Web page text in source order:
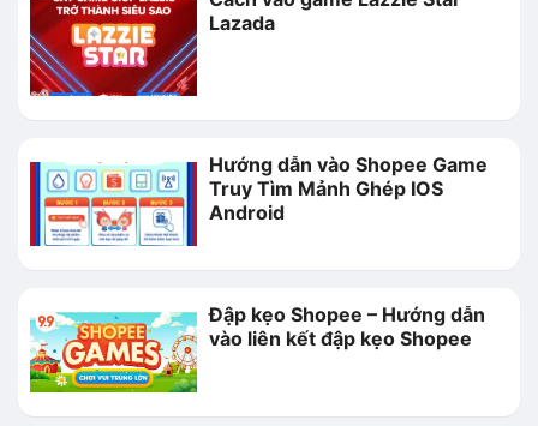
Lazada
Hướng dẫn vào Shopee Game
Truy Tìm Mảnh Ghép IOS
Android
Đập kẹo Shopee – Hướng dẫn
vào liên kết đập kẹo Shopee